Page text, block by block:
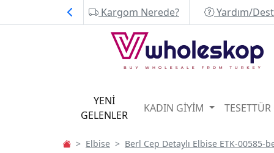
Kargom Nerede? Yardım/
YENİ
GELENLER
KADIN GİYİM
Elbise Berl Cep Detaylı Elbise ETK-00585-